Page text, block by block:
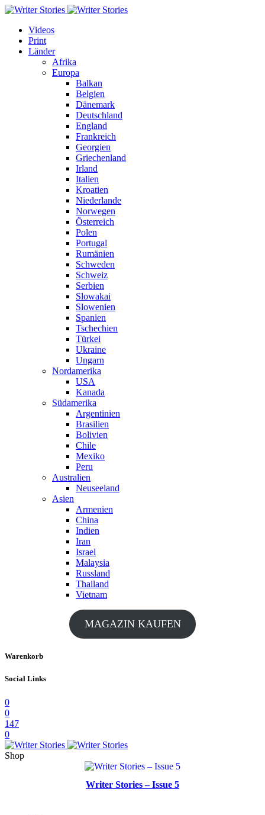
Videos
Print
Länder
Afrika
Europa
Balkan
Belgien
Dänemark
Deutschland
England
Frankreich
Georgien
Griechenland
Irland
Italien
Kroatien
Niederlande
Norwegen
Österreich
Polen
Portugal
Rumänien
Schweden
Schweiz
Serbien
Slowakai
Slowenien
Spanien
Tschechien
Türkei
Ukraine
Ungarn
Nordamerika
USA
Kanada
Südamerika
Argentinien
Brasilien
Bolivien
Chile
Mexiko
Peru
Australien
Neuseeland
Asien
Armenien
China
Indien
Iran
Israel
Malaysia
Russland
Thailand
Vietnam
MAGAZIN KAUFEN
Warenkorb
Social Links
0
0
147
0
Shop
Writer Stories – Issue 5